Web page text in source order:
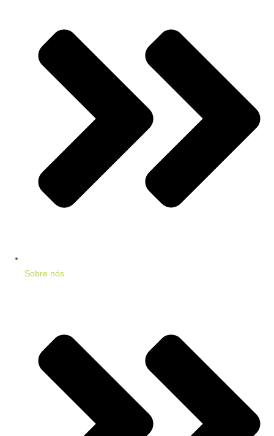
Sobre nós